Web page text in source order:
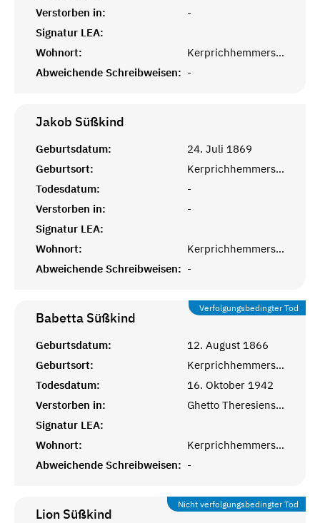
Verstorben in:
-
Signatur LEA:
Wohnort:
Kerprichhemmersdorf
Abweichende Schreibweisen: -
Jakob Süßkind
Geburtsdatum:
24. Juli 1869
Geburtsort:
Kerprichhemmersdorf, Saarlouis
Todesdatum:
-
Verstorben in:
-
Signatur LEA:
Wohnort:
Kerprichhemmersdorf, Saarlouis
Abweichende Schreibweisen: -
Verfolgungsbedingter Tod
Babetta Süßkind
Geburtsdatum:
12. August 1866
Geburtsort:
Kerprichhemmersdorf, Saarlouis
Todesdatum:
16. Oktober 1942
Verstorben in:
Ghetto Theresienstadt
Signatur LEA:
Wohnort:
Kerprichhemmersdorf
Abweichende Schreibweisen: -
Nicht verfolgungsbedingter Tod
Lion Süßkind